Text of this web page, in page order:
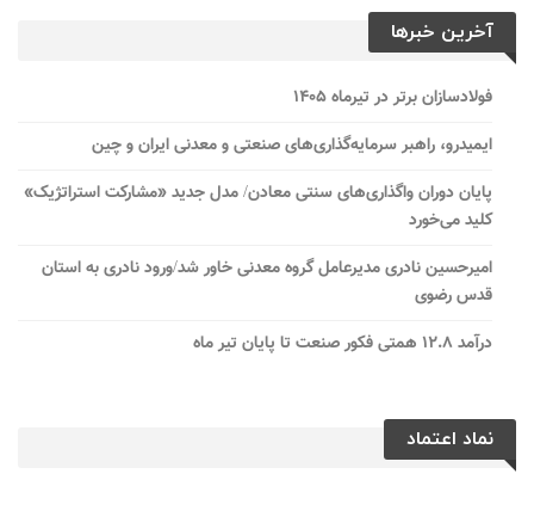
آخرین خبرها
فولادسازان برتر در تیرماه ۱۴۰۵
ایمیدرو، راهبر سرمایه‌گذاری‌های صنعتی و معدنی ایران و چین
پایان دوران واگذاری‌های سنتی معادن/ مدل جدید «مشارکت استراتژیک»
کلید می‌خورد
امیرحسین نادری مدیرعامل گروه معدنی خاور شد/ورود نادری به استان
قدس رضوی
درآمد ۱۲.۸ همتی فکور صنعت تا پایان تیر ماه
نماد اعتماد